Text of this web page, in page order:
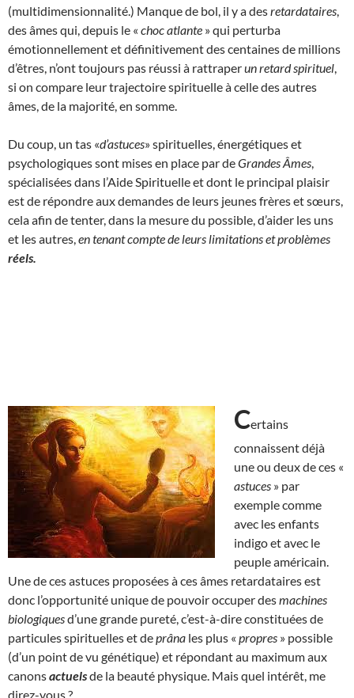
(multidimensionnalité.) Manque de bol, il y a desretardataires
des âmes qui, depuis le « choc atlante » qui perturba
émotionnellement et définitivement des centaines de millions
d’êtres, n’ont toujours pas réussi à rattraperun retard spirituel
si on compare leur trajectoire spirituelle à celle des autres
âmes, de la majorité, en somme.
Du coup, un tas «d’astuces» spirituelles, énergétiques et
psychologiques sont mises en place par deGrandes Âmes
spécialisées dans l’Aide Spirituelle et dont le principal plaisir
est de répondre aux demandes de leurs jeunes frères et sœurs,
cela afin de tenter, dans la mesure du possible, d’aider les uns
et les autres, en tenant compte de leurs limitations et problèmes
réels.
Certains
connaissent déjà
une ou deux de ces «
astuces » par
exemple comme
avec les enfants
indigo et avec le
peuple américain.
Une de ces astuces proposées à ces âmes retardataires est
donc l’opportunité unique de pouvoir occuper desmachines
biologiquesd’une grande pureté, c’est-à-dire constituées de
particules spirituelles et deprâna les plus « propres » possible
(d’un point de vu génétique) et répondant au maximum aux
canonsactuelsde la beauté physique. Mais quel intérêt, me
direz-vous ?